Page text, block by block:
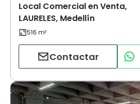
Local Comercial en Venta,
LAURELES, Medellín
Contactar